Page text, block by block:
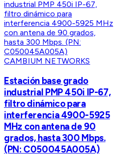
CAMBIUM NETWORKS
Estación base grado
industrial PMP 450i IP-67,
filtro dinámico para
interferencia 4900-5925
MHz con antena de 90
grados, hasta 300 Mbps.
(PN: C050045A005A)